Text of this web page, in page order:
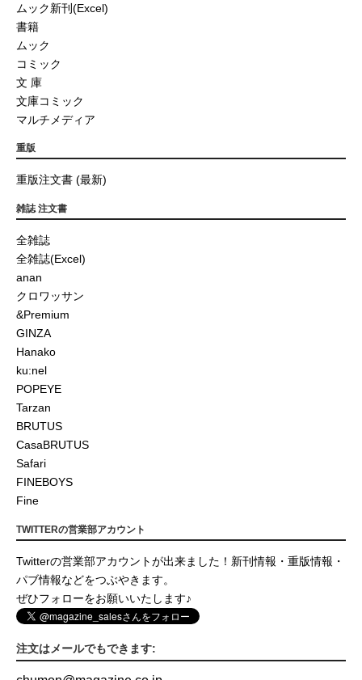
ムック新刊(Excel)
書籍
ムック
コミック
文 庫
文庫コミック
マルチメディア
重版
重版注文書 (最新)
雑誌 注文書
全雑誌
全雑誌(Excel)
anan
クロワッサン
&Premium
GINZA
Hanako
ku:nel
POPEYE
Tarzan
BRUTUS
CasaBRUTUS
Safari
FINEBOYS
Fine
TWITTERの営業部アカウント
Twitterの営業部アカウントが出来ました！新刊情報・重版情報・
パブ情報などをつぶやきます。
ぜひフォローをお願いいたします♪
注文はメールでもできます: